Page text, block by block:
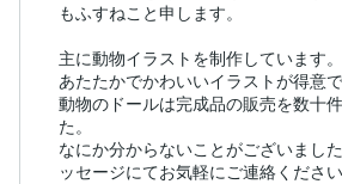
もふすねこと申します。
主に動物イラストを制作しています。
あたたかでかわいいイラストが得意で
動物のドールは完成品の販売を数十
た。
なにか分からないことがございまし
ッセージにてお気軽にご連絡ください